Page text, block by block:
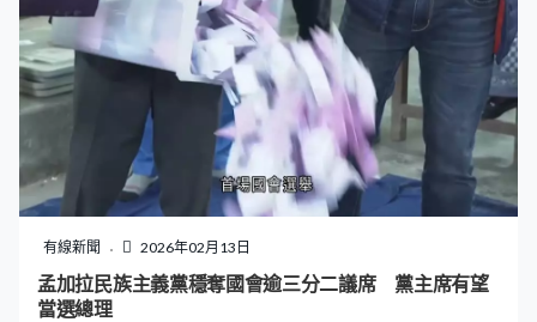
明尼蘇達州處理，霍曼稱至今拘捕超過4千名非法移民，形
容執法行動成功，特朗普已批准結束行動。「行動令明尼
蘇達州更安全，明尼阿波利斯也更安全，由於得到縣、州
和地方執法部門合作，配合我們的需要，我重申，這裏不
再是罪犯的避難處。」 他上周已宣布撤走700名執法人
員，餘下數千人將會陸續撤走，返回原來的工作崗位或調
至其他地區，但仍會部署快速反應部隊，霍曼亦會留守監
督。 明尼蘇達州州長沃爾茲再次批評打擊行動，並引用特
朗普的說法，稱在明尼蘇達州的行動是為了殺雞儆猴。沃
爾茲對聲稱行動結束審慎觀望，但指經歷移民局的折磨
後，社區面臨經濟崩潰，居民身心靈受創，復蘇之路漫
有線新聞 2026年02月13日
孟加拉民族主義黨穩奪國會逾三分二議席 黨主席有望
當選總理